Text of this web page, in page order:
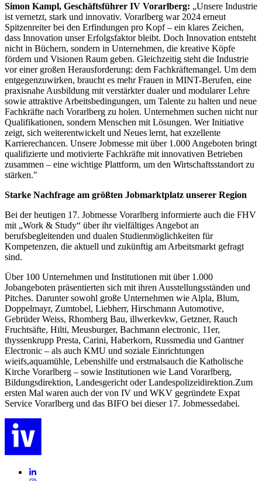
Simon Kampl, Geschäftsführer IV Vorarlberg: „Unsere Industrie
ist vernetzt, stark und innovativ. Vorarlberg war 2024 erneut
Spitzenreiter bei den Erfindungen pro Kopf – ein klares Zeichen,
dass Innovation unser Erfolgsfaktor bleibt. Doch Innovation entsteht
nicht in Büchern, sondern in Unternehmen, die kreative Köpfe
fördern und Visionen Raum geben. Gleichzeitig steht die Industrie
vor einer großen Herausforderung: dem Fachkräftemangel. Um dem
entgegenzuwirken, braucht es mehr Frauen in MINT-Berufen, eine
praxisnahe Ausbildung mit verstärkter dualer und modularer Lehre
sowie attraktive Arbeitsbedingungen, um Talente zu halten und neue
Fachkräfte nach Vorarlberg zu holen. Unternehmen suchen nicht nur
Qualifikationen, sondern Menschen mit Lösungen. Wer Initiative
zeigt, sich weiterentwickelt und Neues lernt, hat exzellente
Karrierechancen. Unsere Jobmesse mit über 1.000 Angeboten bringt
qualifizierte und motivierte Fachkräfte mit innovativen Betrieben
zusammen – eine wichtige Plattform, um den Wirtschaftsstandort zu
stärken."
Starke Nachfrage am größten Jobmarktplatz unserer Region
Bei der heutigen 17. Jobmesse Vorarlberg informierte auch die FHV
mit „Work & Study“ über ihr vielfältiges Angebot an
berufsbegleitenden und dualen Studienmöglichkeiten für
Kompetenzen, die aktuell und zukünftig am Arbeitsmarkt gefragt
sind.
Über 100 Unternehmen und Institutionen mit über 1.000
Jobangeboten präsentierten sich mit ihren Ausstellungsständen und
Pitches. Darunter sowohl große Unternehmen wie Alpla, Blum,
Doppelmayr, Zumtobel, Liebherr, Hirschmann Automotive,
Gebrüder Weiss, Rhomberg Bau, illwerkevkw, Getzner, Rauch
Fruchtsäfte, Hilti, Meusburger, Bachmann electronic, 11er,
thyssenkrupp Presta, Carini, Haberkorn, Russmedia und Gantner
Electronic – als auch KMU und soziale Einrichtungen
wieifs,aquamühle, Lebenshilfe und erstmalsauch die Katholische
Kirche Vorarlberg – sowie Institutionen wie Land Vorarlberg,
Bildungsdirektion, Landesgericht oder Landespolizeidirektion.Zum
ersten Mal waren auch der von IV und WKV gegründete Expat
Service Vorarlberg und das BIFO bei dieser 17. Jobmessedabei.